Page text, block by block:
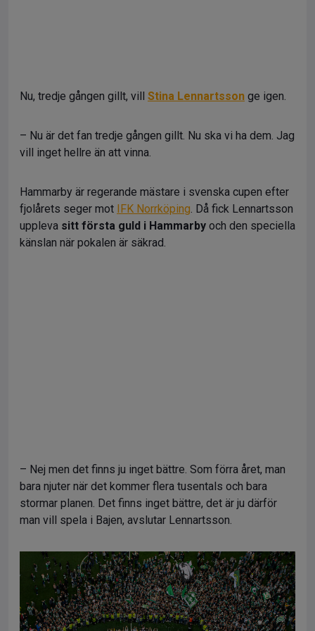
Nu, tredje gången gillt, vill Stina Lennartsson ge igen.
– Nu är det fan tredje gången gillt. Nu ska vi ha dem. Jag
vill inget hellre än att vinna.
Hammarby är regerande mästare i svenska cupen efter
fjolårets seger mot IFK Norrköping. Då fick Lennartsson
uppleva sitt första guld i Hammarby och den speciella
känslan när pokalen är säkrad.
– Nej men det finns ju inget bättre. Som förra året, man
bara njuter när det kommer flera tusentals och bara
stormar planen. Det finns inget bättre, det är ju därför
man vill spela i Bajen, avslutar Lennartsson.